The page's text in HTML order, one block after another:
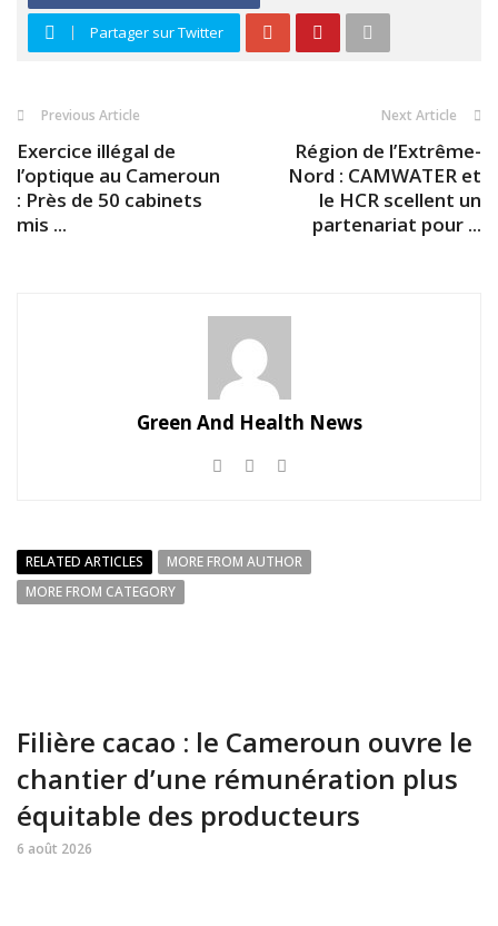
Partager sur Twitter
Previous Article
Exercice illégal de
l’optique au Cameroun
: Près de 50 cabinets
mis ...
Next Article
Région de l’Extrême-
Nord : CAMWATER et
le HCR scellent un
partenariat pour ...
Green And Health News
RELATED ARTICLES
MORE FROM AUTHOR
MORE FROM CATEGORY
Filière cacao : le Cameroun ouvre le
chantier d’une rémunération plus
équitable des producteurs
6 août 2026